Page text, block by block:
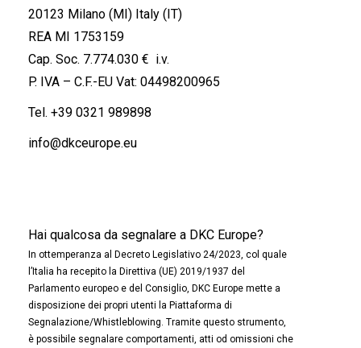
20123 Milano (MI) Italy (IT)
REA MI 1753159
Cap. Soc. 7.774.030 € i.v.
P. IVA – C.F.-EU Vat: 04498200965
Tel. +39 0321 989898
info@dkceurope.eu
Hai qualcosa da segnalare a DKC Europe?
In ottemperanza al Decreto Legislativo 24/2023, col quale
l’Italia ha recepito la Direttiva (UE) 2019/1937 del
Parlamento europeo e del Consiglio, DKC Europe mette a
disposizione dei propri utenti la Piattaforma di
Segnalazione/Whistleblowing. Tramite questo strumento,
è possibile segnalare comportamenti, atti od omissioni che